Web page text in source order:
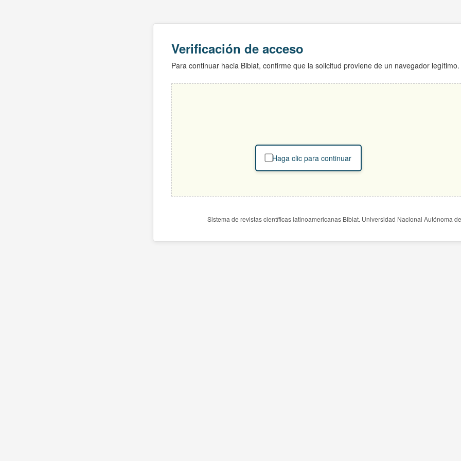
Verificación de acceso
Para continuar hacia Biblat, confirme que la solicitud proviene de un navegador legítimo.
Haga clic para continuar
Sistema de revistas científicas latinoamericanas Biblat. Universidad Nacional Autónoma